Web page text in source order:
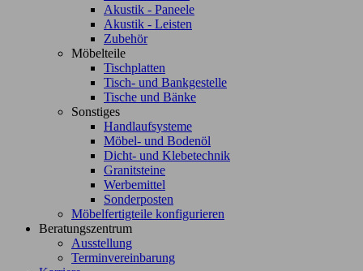
Akustik - Paneele
Akustik - Leisten
Zubehör
Möbelteile
Tischplatten
Tisch- und Bankgestelle
Tische und Bänke
Sonstiges
Handlaufsysteme
Möbel- und Bodenöl
Dicht- und Klebetechnik
Granitsteine
Werbemittel
Sonderposten
Möbelfertigteile konfigurieren
Beratungszentrum
Ausstellung
Terminvereinbarung